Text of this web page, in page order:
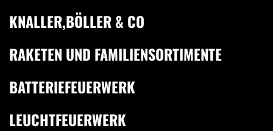
KNALLER,BÖLLER & CO
RAKETEN UND FAMILIENSORTIMENTE
BATTERIEFEUERWERK
LEUCHTFEUERWERK